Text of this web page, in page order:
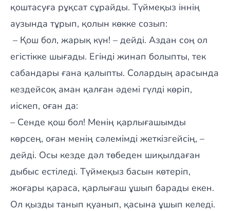
қоштасуға рұқсат сұрайды. Түймеқыз іннің
аузында тұрып, қолын көкке созып:
– Қош бол, жарық күн! – дейді. Аздан соң ол
егістікке шығады. Егінді жинап болыпты, тек
сабандары ғана қалыпты. Солардың арасында
кездейсоқ аман қалған әдемі гүлді көріп,
иіскеп, оған да:
– Сенде қош бол! Менің қарлығашымды
көрсең, оған менің сәлемімді жеткізгейсің, –
дейді. Осы кезде дәл төбеден шиқылдаған
дыбыс естіледі. Түймеқыз басын көтеріп,
жоғары қараса, қарлығаш ұшып барады екен.
Ол қызды танып қуанып, қасына ұшып келеді.